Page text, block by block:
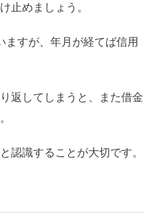
止めましょう。
ますが、年月が経てば信用
返してしまうと、また借金
認識することが大切です。